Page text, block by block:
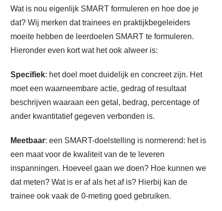
Wat is nou eigenlijk SMART formuleren en hoe doe je
dat? Wij merken dat trainees en praktijkbegeleiders
moeite hebben de leerdoelen SMART te formuleren.
Hieronder even kort wat het ook alweer is:
Specifiek: het doel moet duidelijk en concreet zijn. Het
moet een waarneembare actie, gedrag of resultaat
beschrijven waaraan een getal, bedrag, percentage of
ander kwantitatief gegeven verbonden is.
Meetbaar: een SMART-doelstelling is normerend: het is
een maat voor de kwaliteit van de te leveren
inspanningen. Hoeveel gaan we doen? Hoe kunnen we
dat meten? Wat is er af als het af is? Hierbij kan de
trainee ook vaak de 0-meting goed gebruiken.